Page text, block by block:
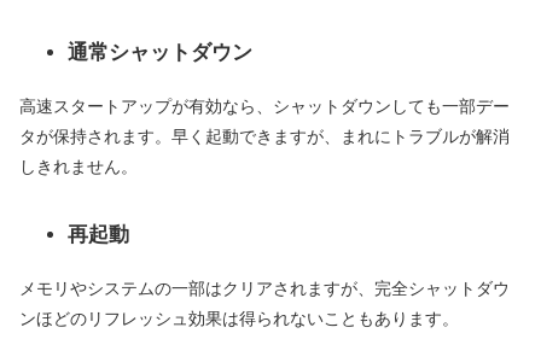
通常シャットダウン
高速スタートアップが有効なら、シャットダウンしても一部デー
タが保持されます。早く起動できますが、まれにトラブルが解消
しきれません。
再起動
メモリやシステムの一部はクリアされますが、完全シャットダウ
ンほどのリフレッシュ効果は得られないこともあります。